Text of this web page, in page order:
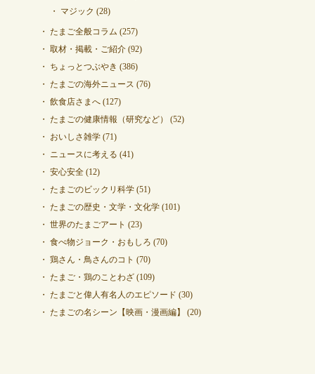
マジック (28)
たまご全般コラム (257)
取材・掲載・ご紹介(92)
ちょっとつぶやき (386)
たまごの海外ニュース (76)
飲食店さまへ(127)
たまごの健康情報（研究など）
(52)
おいしさ雑学(71)
ニュースに考える (41)
安心安全(12)
たまごのビックリ科学(51)
たまごの歴史・文学・文化学(101)
世界のたまごアート (23)
食べ物ジョーク・おもしろ (70)
鶏さん・鳥さんのコト (70)
たまご・鶏のことわざ(109)
たまごと偉人有名人のエピソード (30)
たまごの名シーン【映画・漫画編】
(20)